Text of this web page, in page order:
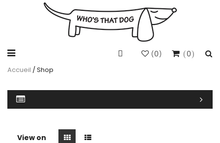
0
(0)
Accueil / Shop
View on